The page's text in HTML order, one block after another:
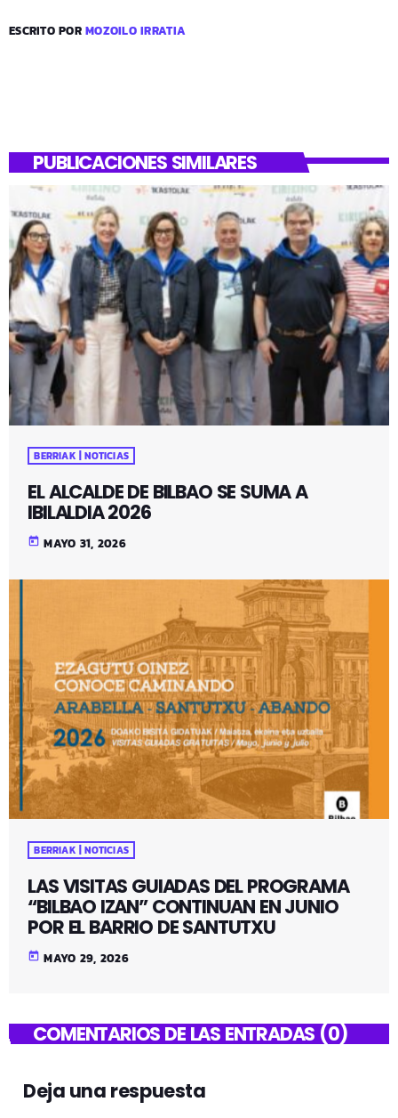
ESCRITO PORMOZOILO IRRATIA
PUBLICACIONES SIMILARES
BERRIAK | NOTICIAS
EL ALCALDE DE BILBAO SE SUMA A
IBILALDIA 2026
today MAYO 31, 2026
BERRIAK | NOTICIAS
LAS VISITAS GUIADAS DEL PROGRAMA
“BILBAO IZAN” CONTINUAN EN JUNIO
POR EL BARRIO DE SANTUTXU
today MAYO 29, 2026
COMENTARIOS DE LAS ENTRADAS (0)
Deja una respuesta